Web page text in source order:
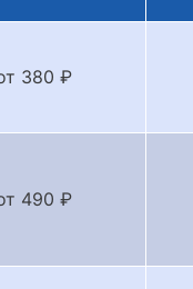
380 ₽
490 ₽